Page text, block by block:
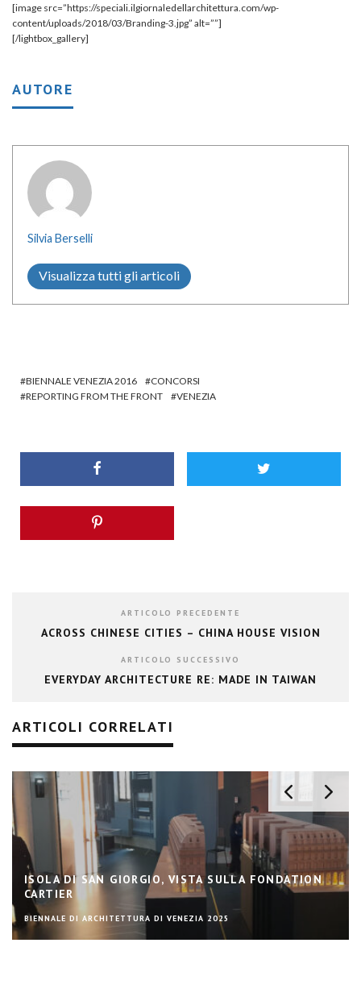
[image src=”https://speciali.ilgiornaledellarchitettura.com/wp-
content/uploads/2018/03/Branding-3.jpg” alt=””]
[/lightbox_gallery]
AUTORE
Silvia Berselli
Visualizza tutti gli articoli
BIENNALE VENEZIA 2016
CONCORSI
REPORTING FROM THE FRONT
VENEZIA
ARTICOLO PRECEDENTE
ACROSS CHINESE CITIES – CHINA HOUSE VISION
ARTICOLO SUCCESSIVO
EVERYDAY ARCHITECTURE RE: MADE IN TAIWAN
ARTICOLI CORRELATI
ISOLA DI SAN GIORGIO, VISTA SULLA FONDATION
CARTIER
BIENNALE DI ARCHITETTURA DI VENEZIA 2025